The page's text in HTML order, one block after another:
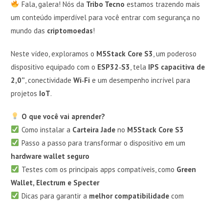
Fala, galera! Nós da Tribo Tecno estamos trazendo mais
um conteúdo imperdível para você entrar com segurança no
mundo das criptomoedas!
Neste vídeo, exploramos o M5Stack Core S3, um poderoso
dispositivo equipado com o ESP32‑S3, tela IPS capacitiva de
2,0”, conectividadeWi‑Fi e um desempenho incrível para
projetos IoT.
O que você vai aprender?
Como instalar a Carteira Jadeno M5Stack Core S3
Passo a passo para transformar o dispositivo em um
hardware wallet seguro
Testes com os principais apps compatíveis, como Green
Wallet, Electrum e Specter
Dicas para garantir a melhor compatibilidadecom